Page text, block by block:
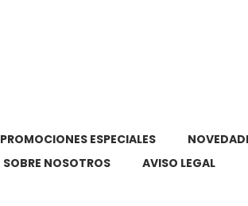
PROMOCIONES ESPECIALES
SOBRE NOSOTROS
AVISO LEGAL